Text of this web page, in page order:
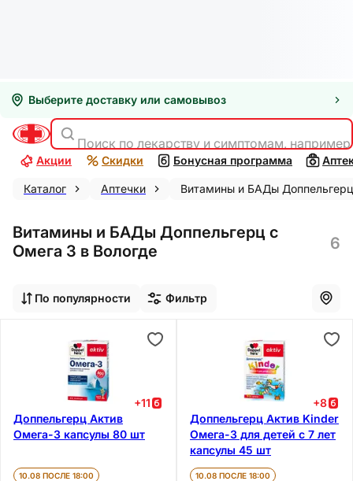
Выберите доставку или самовывоз
Поиск по лекарству и симптомам,
Акции Скидки Бонусная программа
Каталог Аптечки Витамины и БАДы
Витамины и БАДы Доппельгерц с
Омега 3 в Вологде
6
По популярности Фильтр
+11
Доппельгерц Актив
Омега-3 капсулы 80 шт
10.08 ПОСЛЕ 18:00
+8
Доппельгерц Актив Kinder
Омега-3 для детей с 7 лет
капсулы 45 шт
10.08 ПОСЛЕ 18:00